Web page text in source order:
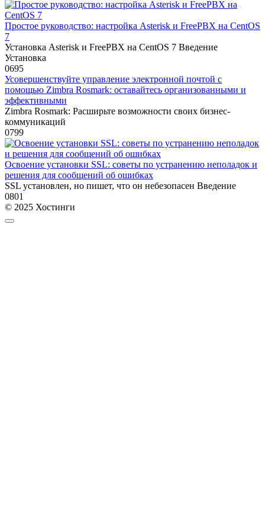
Простое руководство: настройка Asterisk и FreePBX на CentOS
7
Установка Asterisk и FreePBX на CentOS 7 Введение
Установка
0695
Усовершенствуйте управление электронной почтой с
помощью Zimbra Rosmark: оставайтесь организованными и
эффективными
Zimbra Rosmark: Расширьте возможности своих бизнес-
коммуникаций
0799
Освоение установки SSL: советы по устранению неполадок и
решения для сообщений об ошибках
SSL установлен, но пишет, что он небезопасен Введение
0801
© 2025 Хостинги